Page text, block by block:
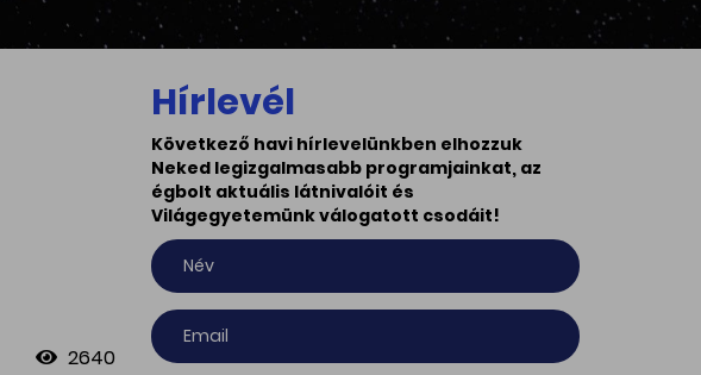
2640
Hírlevél
Következő havi hírlevelünkben elhozzuk
Neked legizgalmasabb programjainkat, az
égbolt aktuális látnivalóit és
Világegyetemünk válogatott csodáit!